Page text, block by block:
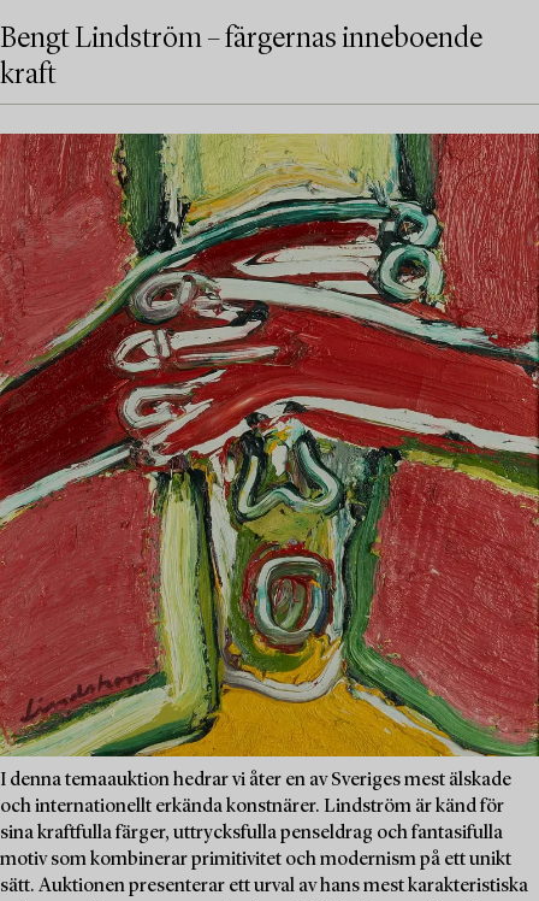
Bengt Lindström – färgernas inneboende
kraft
I denna temaauktion hedrar vi åter en av Sveriges mest älskade
och internationellt erkända konstnärer. Lindström är känd för
sina kraftfulla färger, uttrycksfulla penseldrag och fantasifulla
motiv som kombinerar primitivitet och modernism på ett unikt
sätt. Auktionen presenterar ett urval av hans mest karakteristiska